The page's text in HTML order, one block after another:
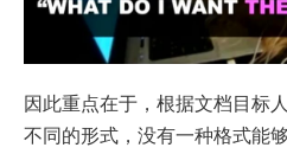
因此重点在于，根据文档目标
不同的形式，没有一种格式能